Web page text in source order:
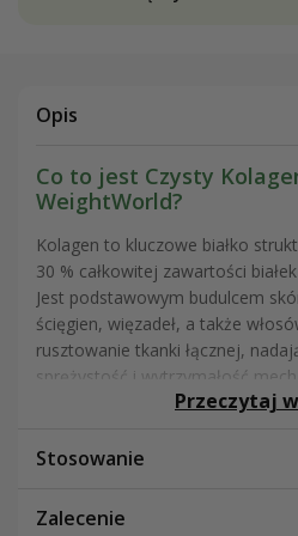
Opis
Co to jest Czysty
WeightWorld?
Kolagen to kluczowe białko
30 % całkowitej zawartości
Jest podstawowym budulcem
ścięgien, więzadeł, a także
rusztowanie tkanki łącznej,
sprężystość i wytrzymałość
W młodym wieku organizm
kolagen – szczególnie do około
produkcja utrzymuje się na
elastyczne i odporne na
Przeczytaj
Stosowanie
Zalecenie